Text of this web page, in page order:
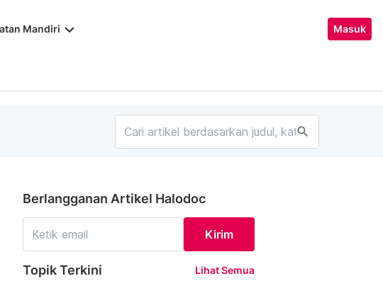
Mandiri keyboard_arrow_down Masuk
search
Berlangganan Artikel Halodoc
Kirim
Topik Terkini Lihat Semua